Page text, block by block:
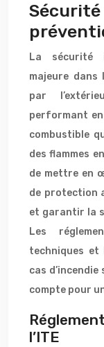
La sécurité
majeure dans
par
performant
combustible
des flammes
de mettre en
de protection
et garantir la
Les
techniques et
cas
compte pour
l’ITE